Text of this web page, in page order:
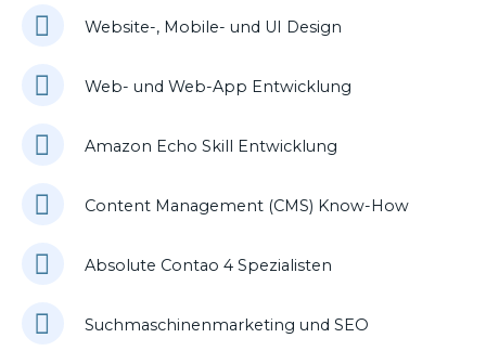
Website-, Mobile- und UI Design
Web- und Web-App Entwicklung
Amazon Echo Skill Entwicklung
Content Management (CMS) Know-How
Absolute Contao 4 Spezialisten
Suchmaschinenmarketing und SEO